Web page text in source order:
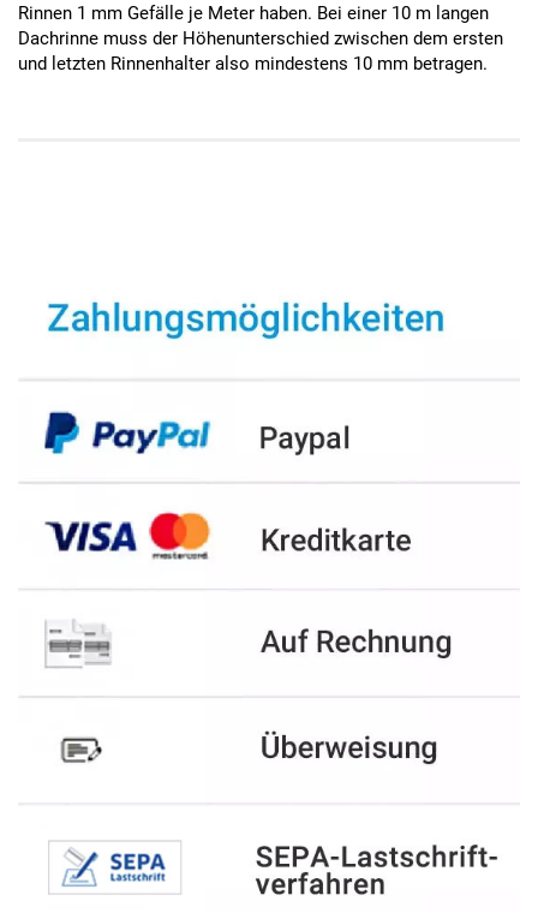
Rinnen 1 mm Gefälle je Meter haben. Bei einer 10 m langen
Dachrinne muss der Höhenunterschied zwischen dem ersten
und letzten Rinnenhalter also mindestens 10 mm betragen.